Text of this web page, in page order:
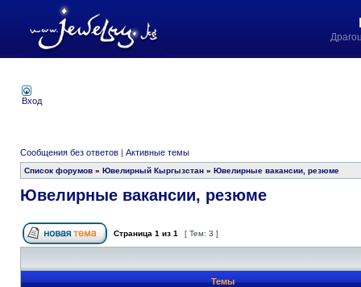
Вход
Сообщения без ответов | Активные темы
Список форумов » Ювелирный Кыргызстан » Ювелирные вакансии, резюме
Ювелирные вакансии, резюме
Страница 1 из 1 [ Тем: 3 ]
Темы